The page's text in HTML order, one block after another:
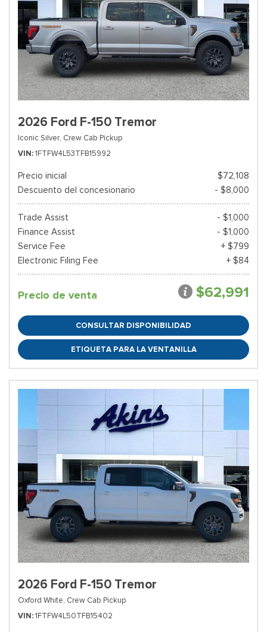
2026 Ford F-150 Tremor
Iconic Silver, Crew Cab Pickup
VIN 1FTFW4L53TFB15992
Precio inicial
$72,108
Descuento del concesionario
- $8,000
Trade Assist
- $1,000
Finance Assist
- $1,000
Service Fee
+ $799
Electronic Filing Fee
+ $84
Precio de venta $62,991
CONSULTAR DISPONIBILIDAD
ETIQUETA PARA LA VENTANILLA
2026 Ford F-150 Tremor
Oxford White, Crew Cab Pickup
VIN 1FTFW4L50TFB15402